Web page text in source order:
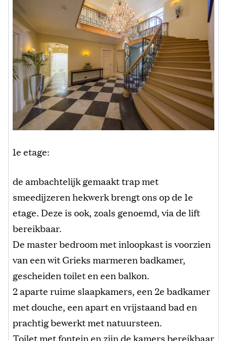
1e etage:
de ambachtelijk gemaakt trap met
smeedijzeren hekwerk brengt ons op de 1e
etage. Deze is ook, zoals genoemd, via de lift
bereikbaar.
De master bedroom met inloopkast is voorzien
van een wit Grieks marmeren badkamer,
gescheiden toilet en een balkon.
2 aparte ruime slaapkamers, een 2e badkamer
met douche, een apart en vrijstaand bad en
prachtig bewerkt met natuursteen.
Toilet met fontein en zijn de kamers bereikbaar